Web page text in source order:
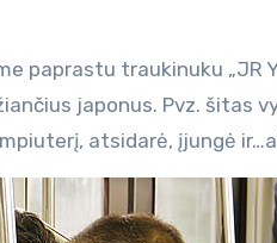
paprastu traukinuku „JR
japonus. Pvz. šitas
atsidarė, įjungė